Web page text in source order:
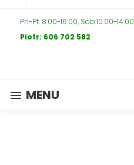
Pn-Pt: 8:00-16:00, Sob:10:00-14:00
Piotr: 606 702 582
 MENU